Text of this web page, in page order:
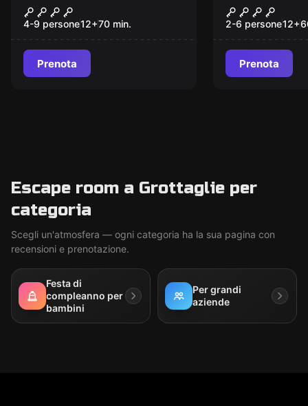
HYSTERIA
4-9 persone12+70 min.
Prenota
Escape
2-6 persone12+
Prenota
Escape room a Grottaglie per
categoria
Scegli un'atmosfera — ogni categoria ha la sua pagina con
recensioni e prenotazione.
Festa di
compleanno per
bambini
Per grandi
aziende